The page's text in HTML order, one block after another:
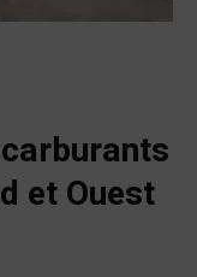
et Ouest